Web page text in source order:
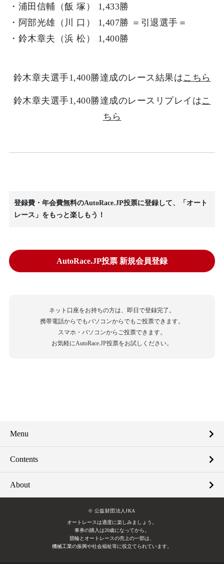
・浦田信輔（飯 塚） 1,433勝
・阿部光雄（川 口） 1,407勝 ＝引退選手＝
・鈴木章夫（浜 松） 1,400勝
鈴木章夫選手1,400勝達成のレース結果はこちら
鈴木章夫選手1,400勝達成のレースリプレイはこ
ちら
登録費・年会費無料のAutoRace.JP投票に登録して、「オート
レース」をもっと楽しもう！
AutoRace.JP投票 新規会員登録
ネット口座をお持ちの方は、即日で登録完了。
携帯電話からでもパソコンからでもご投票できます。
スマホ・パソコンからご投票できます。
お気軽にAutoRace.JP投票をお試しください。
Menu
Contents
About
© 公益財団法人JKA
オートレースは適度に楽しみましょう。
車券の購入は20歳になってから。
競輪とオートレースの売上の一部は、
機械工業の振興や社会福祉等に役立てられています。